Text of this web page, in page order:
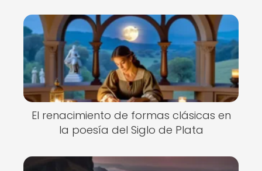
El renacimiento de formas clásicas en
la poesía del Siglo de Plata